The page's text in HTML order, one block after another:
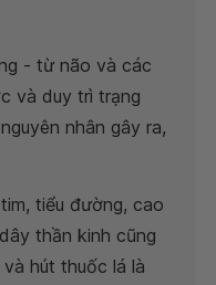
- từ não và các
và duy trì trạng
nhân gây ra,
tiểu đường, cao
thần kinh cũng
hút thuốc lá là